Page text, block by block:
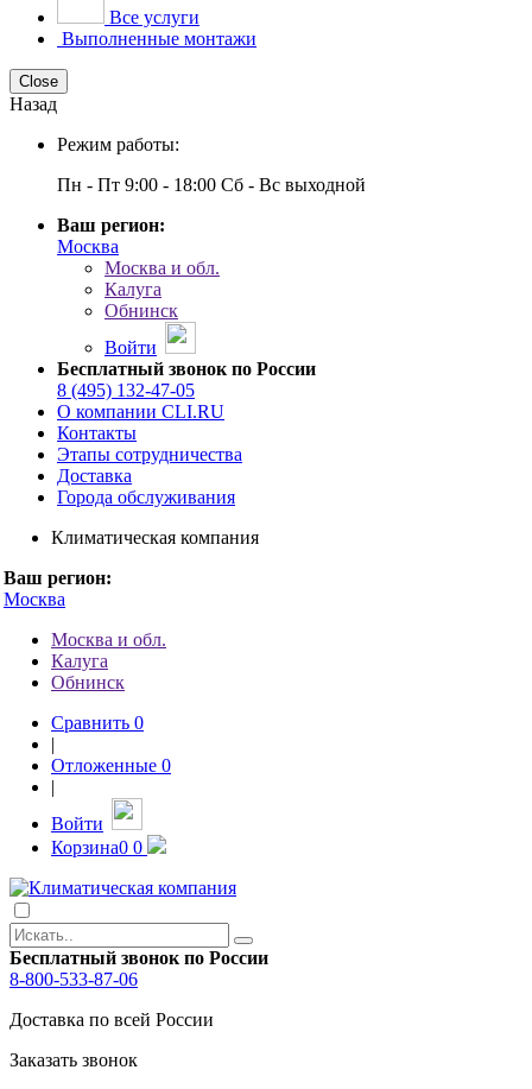
Все услуги
Выполненные монтажи
Close
Назад
Режим работы:
Пн - Пт 9:00 - 18:00 Сб - Вс выходной
Ваш регион:
Москва
Москва и обл.
Калуга
Обнинск
Войти
Бесплатный звонок по России
8 (495) 132-47-05
О компании CLI.RU
Контакты
Этапы сотрудничества
Доставка
Города обслуживания
Климатическая компания
Ваш регион:
Москва
Москва и обл.
Калуга
Обнинск
Сравнить 0
|
Отложенные 0
|
Войти
Корзина0 0
Бесплатный звонок по России
8-800-533-87-06
Доставка по всей России
Заказать звонок